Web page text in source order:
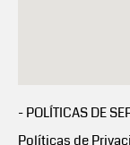
- POLÍTICAS DE
Políticas de